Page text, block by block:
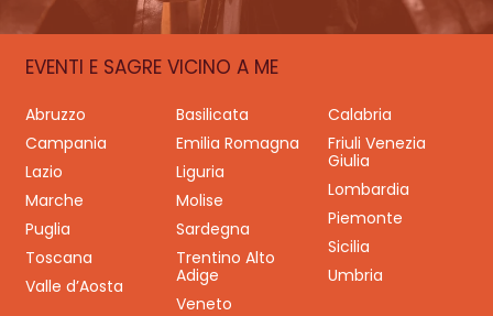
EVENTI E SAGRE VICINO A ME
Abruzzo Basilicata
Calabria
Campania
Emilia Romagna
Friuli Venezia
Giulia
Lazio
Liguria
Lombardia
Marche
Molise
Piemonte
Puglia
Sardegna
Sicilia
Toscana
Trentino Alto
Adige
Umbria
Valle d’Aosta
Veneto